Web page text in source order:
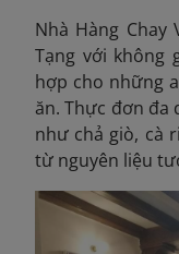
Nhà Hàng Chay
Tạng với không
hợp cho những
ăn. Thực đơn đa
như chả giò, cà
từ nguyên liệu